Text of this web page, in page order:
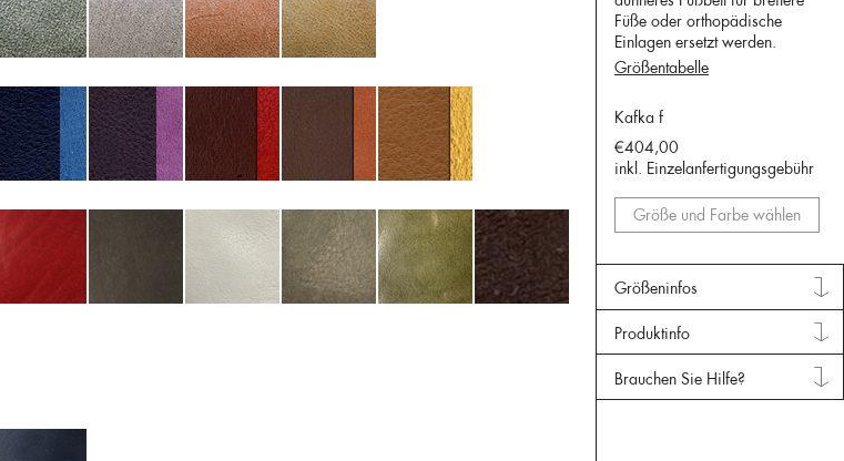
Füße oder orthopädische
Einlagen ersetzt werden.
Größentabelle
Kafka f
€404,00
inkl. Einzelanfertigungsgebühr
Größe und Farbe wählen
Größeninfos
Produktinfo
Brauchen Sie Hilfe?